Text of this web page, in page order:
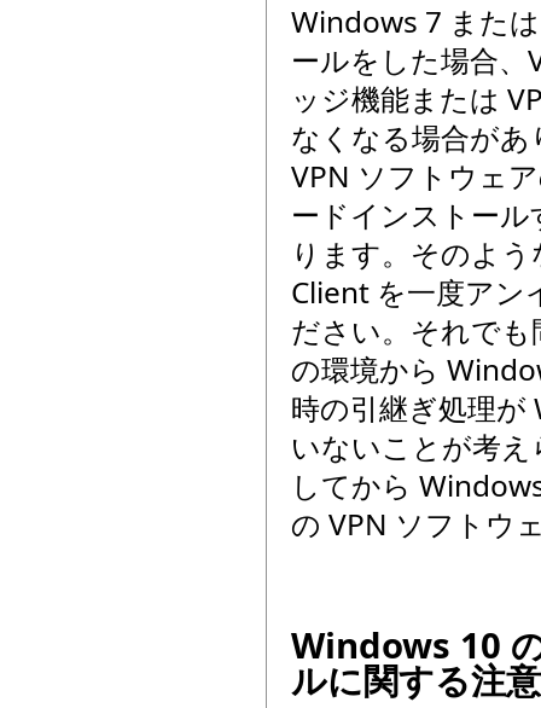
Windows 7 また
ールをした場合
ッジ機能または
なくなる場合が
VPN ソフトウェ
ードインストー
ります。そのよ
Client を一度アン
ださい。それで
の環境から
時の引継ぎ処理
いないことが考
してから
の VPN ソフトウ
Windows 10
ルに関する注